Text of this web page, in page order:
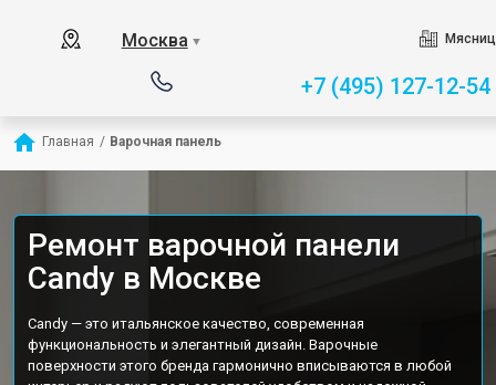
Москва ▼
+7 (495) 127-12-54
Главная / Варочная панель
Ремонт варочной панели
Candy в Москве
Candy — это итальянское качество, современная
функциональность и элегантный дизайн. Варочные
поверхности этого бренда гармонично вписываются в любой